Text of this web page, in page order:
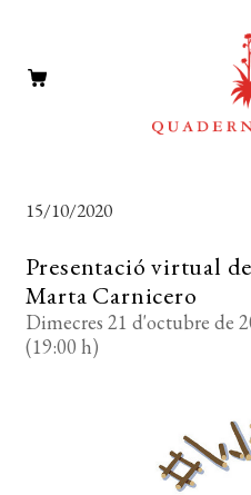
15/10/2020
Presentació virtual
Marta Carnicero
Dimecres 21 d'octubre de
(19:00 h)